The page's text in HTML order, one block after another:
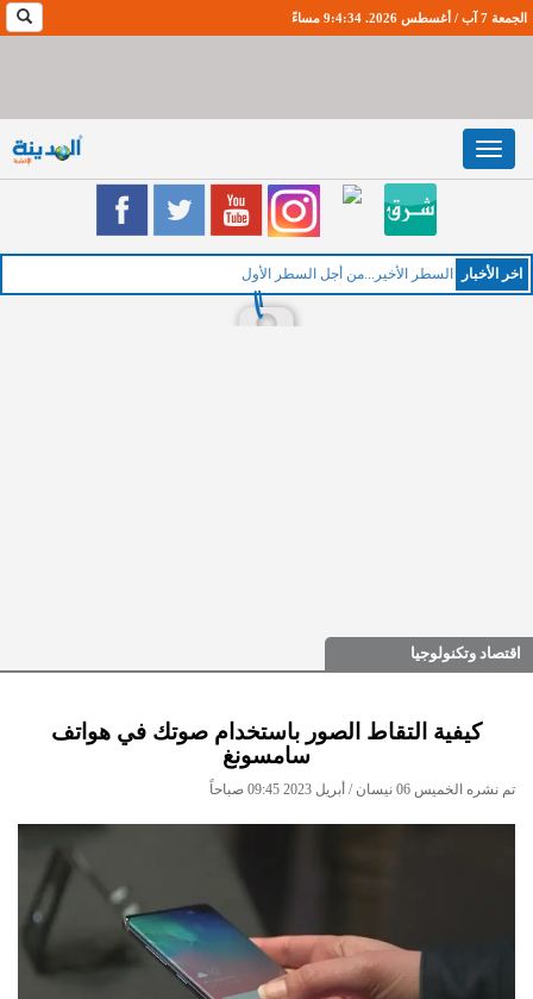
الجمعة 7 آب / أغسطس 2026. 9:4:35 مساءً
Toggle
navigation
اخر اﻷخبار
اقتصاد وتكنولوجيا
كيفية التقاط الصور باستخدام صوتك في هواتف
سامسونغ
تم نشره الخميس 06 نيسان / أبريل 2023 09:45 صباحاً